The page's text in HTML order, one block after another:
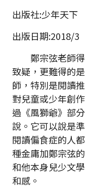
出版社:少年天下
出版日期:2018/3
鄭宗弦老師得過
致疑，更難得的
師，特別是閱讀
對兒童或少年創
過《風獅爺》 部
說。它可以說是
閱讀偏食症的人
種金庸加鄭宗弦
和他本身兒少文
和感。